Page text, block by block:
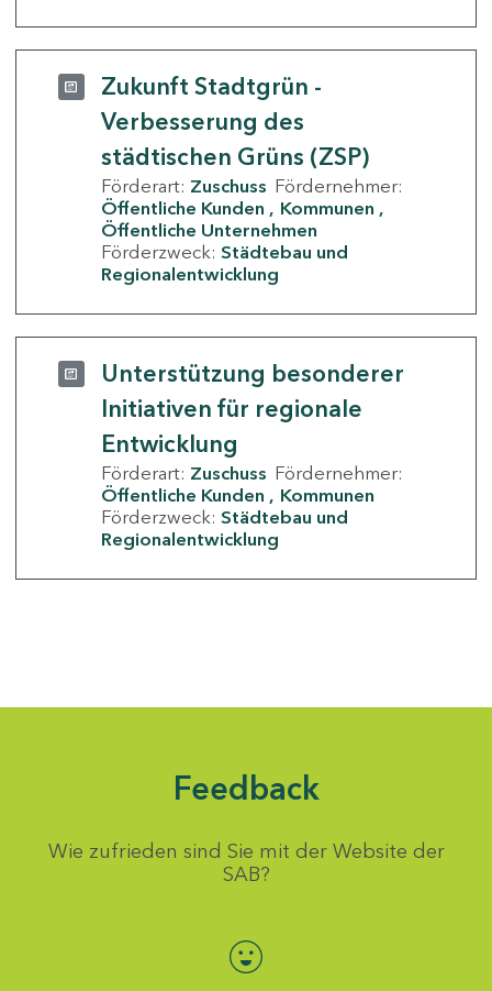
Zukunft Stadtgrün -
Verbesserung des
städtischen Grüns (ZSP)
Förderart: Zuschuss Fördernehmer:
Öffentliche Kunden
Kommunen
Öffentliche Unternehmen
Förderzweck: Städtebau und
Regionalentwicklung
Unterstützung besonderer
Initiativen für regionale
Entwicklung
Förderart: Zuschuss Fördernehmer:
Öffentliche Kunden
Kommunen
Förderzweck: Städtebau und
Regionalentwicklung
Feedback
Wie zufrieden sind Sie mit der Website der
SAB?
Bewertung auswählen